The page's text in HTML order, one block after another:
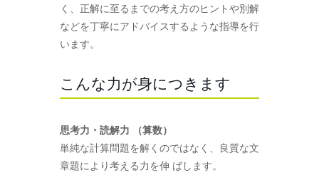
く、正解に至るまでの考え方のヒントや別解
などを丁寧にアドバイスするような指導を行
います。
こんな力が身につきます
思考力・読解力 （算数）
単純な計算問題を解くのではなく、良質な文
章題により考える力を伸 ばします。